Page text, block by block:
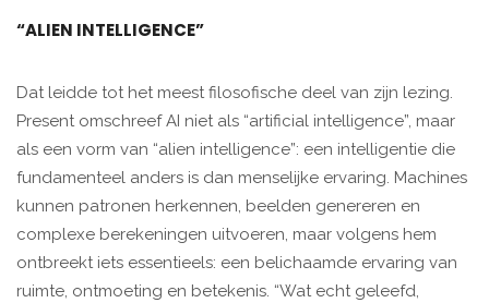
“ALIEN INTELLIGENCE”
Dat leidde tot het meest filosofische deel van zijn lezing.
Present omschreef AI niet als “artificial intelligence”, maar
als een vorm van “alien intelligence”: een intelligentie die
fundamenteel anders is dan menselijke ervaring. Machines
kunnen patronen herkennen, beelden genereren en
complexe berekeningen uitvoeren, maar volgens hem
ontbreekt iets essentieels: een belichaamde ervaring van
ruimte, ontmoeting en betekenis. “Wat echt geleefd,